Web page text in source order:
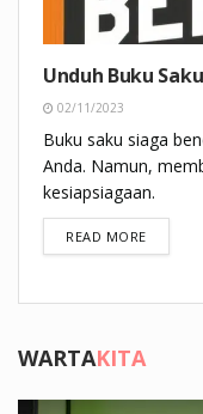
Unduh Buku
02/11/2023
Buku saku siaga
Anda. Namun,
kesiapsiagaan.
READ MOREDETAILS
WARTAKITA